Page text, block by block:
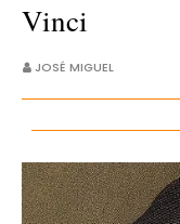
Vinci
JOSÉ MIGUEL